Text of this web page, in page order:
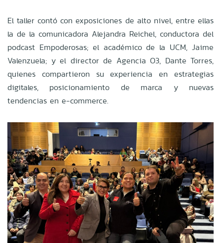
El taller contó con exposiciones de alto nivel, entre ellas
la de la comunicadora Alejandra Reichel, conductora del
podcast Empoderosas; el académico de la UCM, Jaime
Valenzuela; y el director de Agencia O3, Dante Torres,
quienes compartieron su experiencia en estrategias
digitales, posicionamiento de marca y nuevas
tendencias en e-commerce.